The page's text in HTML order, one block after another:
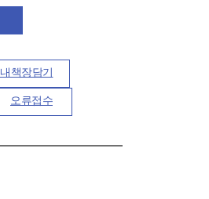
내책장담기
오류접수